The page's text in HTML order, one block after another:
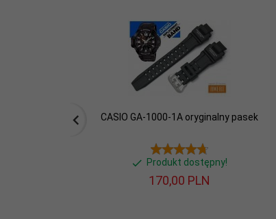
CASIO GA-1000-1A oryginalny pasek
Produkt dostępny!
170,00 PLN